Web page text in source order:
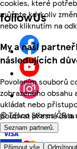
cookies, které
můžete kdykoliv
nebo kliknutím na
My a naši
následujících
Povolením souborů
zobrazeného
ukládat nebo
používat přesná
Seznam partnerů.
Přijmout vše
followUs
©Tesco Stores ČR